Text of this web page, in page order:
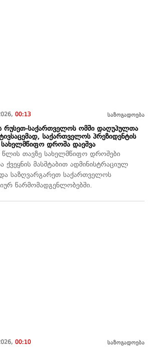
00:13 საზოგადოება
რუსეთ-საქართველოს ომში დაღუპულთა
საქართველოს პრეზიდენტის
სახელმწიფო დროშა დაეშვა
თავზე სახელმწიფო დროშები
ქვეყნის მასშტაბით ადმინისტრაციულ
და საზღვარგარეთ საქართველოს
წარმომადგენლობებში.
00:10 საზოგადოება